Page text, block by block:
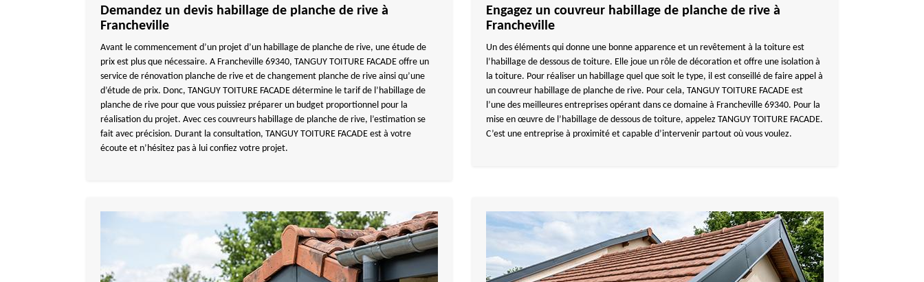
Demandez un devis habillage de planche de rive à
Francheville
Avant le commencement d’un projet d’un habillage de planche de rive, une étude de
prix est plus que nécessaire. A Francheville 69340, TANGUY TOITURE FACADE offre un
service de rénovation planche de rive et de changement planche de rive ainsi qu’une
d’étude de prix. Donc, TANGUY TOITURE FACADE détermine le tarif de l’habillage de
planche de rive pour que vous puissiez préparer un budget proportionnel pour la
réalisation du projet. Avec ces couvreurs habillage de planche de rive, l’estimation se
fait avec précision. Durant la consultation, TANGUY TOITURE FACADE est à votre
écoute et n’hésitez pas à lui confiez votre projet.
Engagez un couvreur habillage de planche de rive à
Francheville
Un des éléments qui donne une bonne apparence et un revêtement à la toiture est
l’habillage de dessous de toiture. Elle joue un rôle de décoration et offre une isolation à
la toiture. Pour réaliser un habillage quel que soit le type, il est conseillé de faire appel à
un couvreur habillage de planche de rive. Pour cela, TANGUY TOITURE FACADE est
l’une des meilleures entreprises opérant dans ce domaine à Francheville 69340. Pour la
mise en œuvre de l’habillage de dessous de toiture, appelez TANGUY TOITURE FACADE.
C’est une entreprise à proximité et capable d’intervenir partout où vous voulez.